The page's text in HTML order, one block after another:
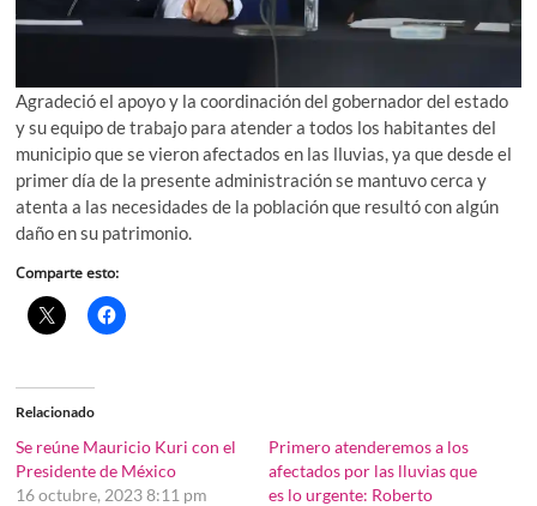
Agradeció el apoyo y la coordinación del gobernador del estado
y su equipo de trabajo para atender a todos los habitantes del
municipio que se vieron afectados en las lluvias, ya que desde el
primer día de la presente administración se mantuvo cerca y
atenta a las necesidades de la población que resultó con algún
daño en su patrimonio.
Comparte esto:
Relacionado
Se reúne Mauricio Kuri con el
Presidente de México
16 octubre, 2023 8:11 pm
Primero atenderemos a los
afectados por las lluvias que
es lo urgente: Roberto